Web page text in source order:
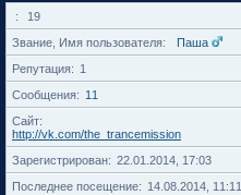
19
Звание, Имя пользователя
Паша
Репутация
1
Сообщения
11
Сайт
http://vk.com/the_trancemission
Зарегистрирован
22.01.2014, 17:03
Последнее посещение
14.08.2014, 11:11